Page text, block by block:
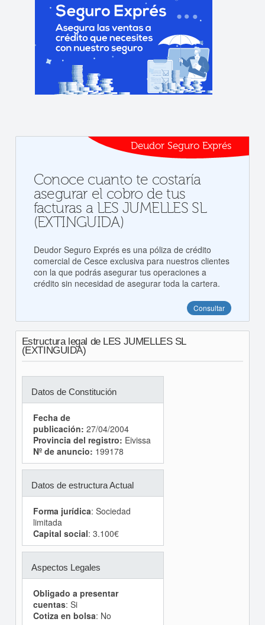
Deudor Seguro Exprés
Conoce cuanto te costaría
asegurar el cobro de tus
facturas a LES JUMELLES SL
(EXTINGUIDA)
Deudor Seguro Exprés es una póliza de crédito
comercial de Cesce exclusiva para nuestros clientes
con la que podrás asegurar tus operaciones a
crédito sin necesidad de asegurar toda la cartera.
Consultar
Estructura legal de LES JUMELLES SL
(EXTINGUIDA)
Datos de Constitución
Fecha de
publicación: 27/04/2004
Provincia del registro: Eivissa
Nº de anuncio: 199178
Datos de estructura Actual
Forma jurídica: Sociedad
limitada
Capital social: 3.100€
Aspectos Legales
Obligado a presentar
cuentas: Si
Cotiza en bolsa: No